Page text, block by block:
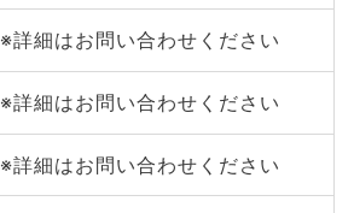
※詳細はお問い合わせください
※詳細はお問い合わせください
※詳細はお問い合わせください